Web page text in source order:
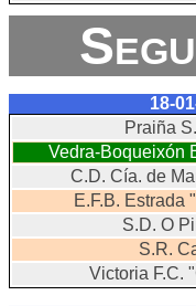
18-
Praiña
Vedra-Boqueixón
C.D. Cía. de
E.F.B. Estrada
S.D. O
S.R.
Victoria F.C.